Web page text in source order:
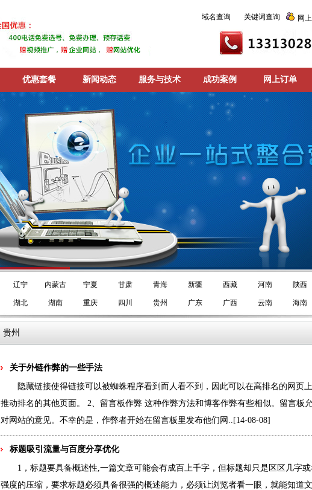
网
关键词查询
域名查询
优惠套餐 新闻动态 服务与技术 成功案例 网上订单
辽宁 内蒙古 宁夏 甘肃 青海 新疆 西藏 河南 陕西
湖北 湖南 重庆 四川 贵州 广东 广西 云南 海南
贵州
关于外链作弊的一些手法
隐藏链接使得链接可以被蜘蛛程序看到而人看不到，因此可以在高排名的网页
推动排名的其他页面。 2、留言板作弊 这种作弊方法和博客作弊有些相似。留言板
对网站的意见。不幸的是，作弊者开始在留言板里发布他们网.. [14-08-08]
标题吸引流量与百度分享优化
1，标题要具备概述性,一篇文章可能会有成百上千字，但标题却只是区区几字
强度的压缩，要求标题必须具备很强的概述能力，必须让浏览者看一眼，就能知道